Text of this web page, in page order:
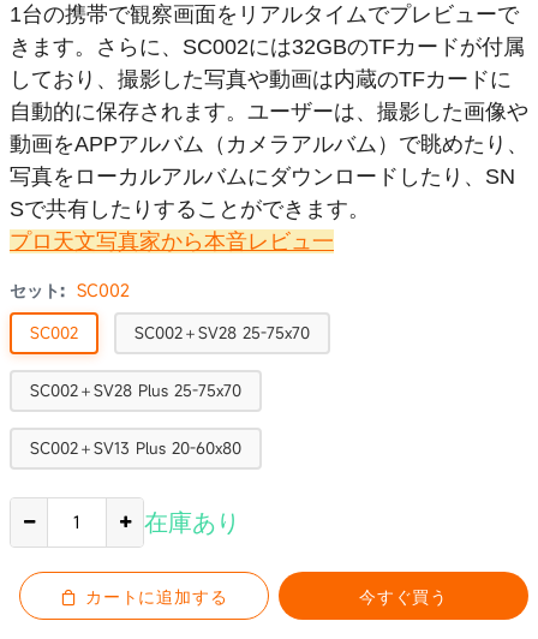
1台の携帯で観察画面をリアルタイムでプレビューで
きます。さらに、SC002には32GBのTFカードが付属
しており、撮影した写真や動画は内蔵のTFカードに
自動的に保存されます。ユーザーは、撮影した画像や
動画をAPPアルバム（カメラアルバム）で眺めたり、
写真をローカルアルバムにダウンロードしたり、SN
Sで共有したりすることができます。
プロ天文写真家から本音レビュ一
セット: SC002
SC002 SC002＋SV28 25-75x70
SC002＋SV28 Plus 25-75x70
SC002＋SV13 Plus 20-60x80
在庫あり
カートに追加する 今すぐ買う